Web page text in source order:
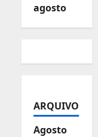
agosto
ARQUIVO
Agosto